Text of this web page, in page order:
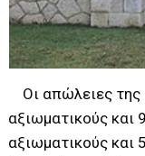
Οι απώλειες της
αξιωματικούς και
αξιωματικούς και